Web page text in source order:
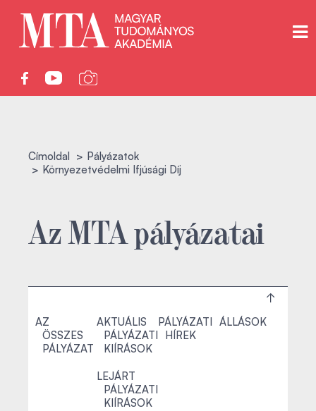
Címoldal
Pályázatok
Környezetvédelmi Ifjúsági Díj
Az MTA pályázatai
AZ
ÖSSZES
PÁLYÁZAT
AKTUÁLIS
PÁLYÁZATI
KIÍRÁSOK
LEJÁRT
PÁLYÁZATI
KIÍRÁSOK
PÁLYÁZATI
HÍREK
ÁLLÁSOK